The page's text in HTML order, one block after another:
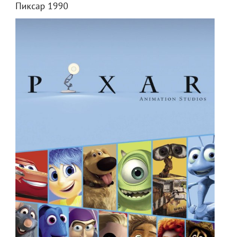
Пиксар 1990